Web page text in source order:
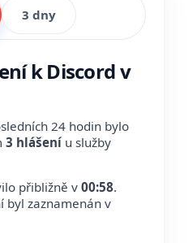
3 dny
k Discord v
24 hodin bylo
3 hlášení u služby
přibližně v 00:58.
byl zaznamenán v